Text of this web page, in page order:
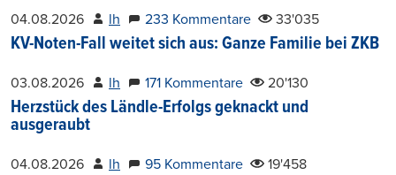
04.08.2026 lh 233 Kommentare 33'035
KV-Noten-Fall weitet sich aus: Ganze Familie bei ZKB
03.08.2026 lh 171 Kommentare 20'130
Herzstück des Ländle-Erfolgs geknackt und
ausgeraubt
04.08.2026 lh 95 Kommentare 19'458